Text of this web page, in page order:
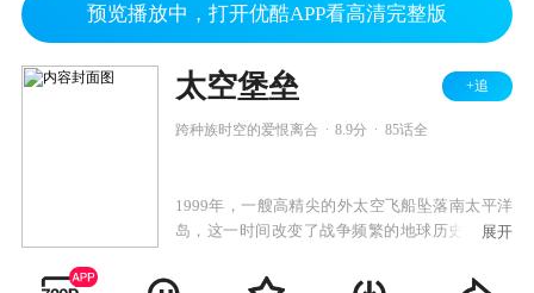
预览播放中，打开优酷APP看高清完整版
太空堡垒 +追
跨种族时空的爱恨离合 8.9分 85话全
1999年，一艘高精尖的外太空飞船坠落南太平洋
岛，这一时间改变了战争频繁的地球历史。经过
名为”太空堡垒“。正当人类沉浸在一片自豪与喜
展开